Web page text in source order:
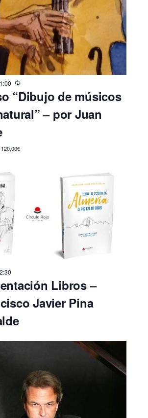
“Dibujo de músicos
– por Juan
Libros –
Javier Pina